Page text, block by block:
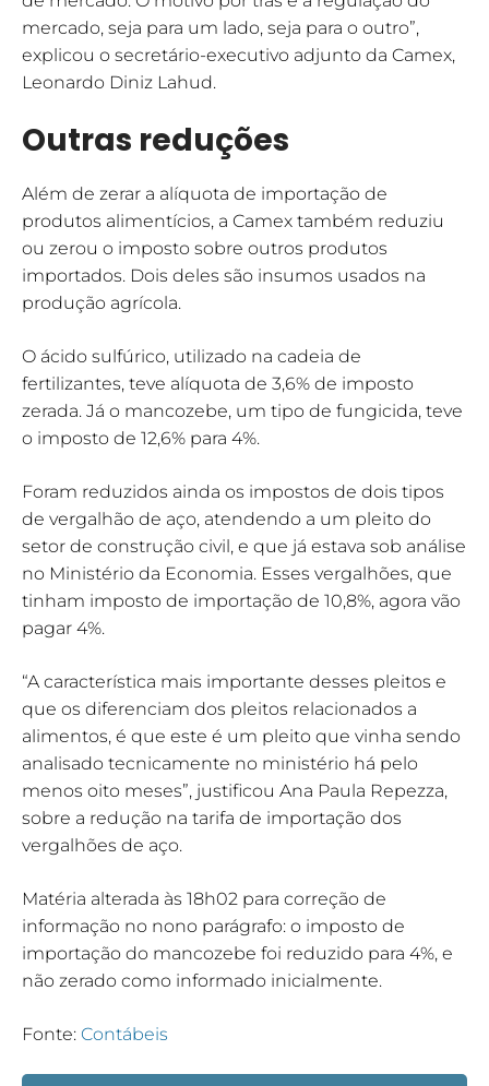
mercado, seja para um lado, seja para o outro”,
explicou o secretário-executivo adjunto da Camex,
Leonardo Diniz Lahud.
Outras reduções
Além de zerar a alíquota de importação de
produtos alimentícios, a Camex também reduziu
ou zerou o imposto sobre outros produtos
importados. Dois deles são insumos usados na
produção agrícola.
O ácido sulfúrico, utilizado na cadeia de
fertilizantes, teve alíquota de 3,6% de imposto
zerada. Já o mancozebe, um tipo de fungicida, teve
o imposto de 12,6% para 4%.
Foram reduzidos ainda os impostos de dois tipos
de vergalhão de aço, atendendo a um pleito do
setor de construção civil, e que já estava sob análise
no Ministério da Economia. Esses vergalhões, que
tinham imposto de importação de 10,8%, agora vão
pagar 4%.
“A característica mais importante desses pleitos e
que os diferenciam dos pleitos relacionados a
alimentos, é que este é um pleito que vinha sendo
analisado tecnicamente no ministério há pelo
menos oito meses”, justificou Ana Paula Repezza,
sobre a redução na tarifa de importação dos
vergalhões de aço.
Matéria alterada às 18h02 para correção de
informação no nono parágrafo: o imposto de
importação do mancozebe foi reduzido para 4%, e
não zerado como informado inicialmente.
Fonte: Contábeis